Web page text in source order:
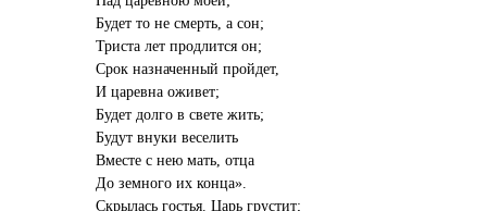
Будет то не смерть, а сон;
Триста лет продлится он;
Срок назначенный пройдет,
И царевна оживет;
Будет долго в свете жить;
Будут внуки веселить
Вместе с нею мать, отца
До земного их конца».
Скрылась гостья. Царь грустит;